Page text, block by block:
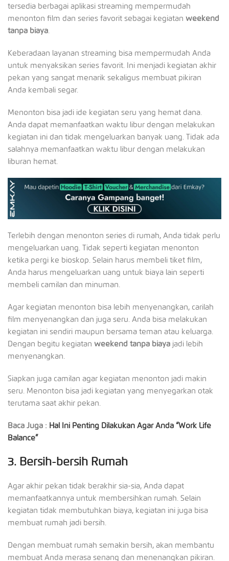
tersedia berbagai aplikasi streaming mempermudah
menonton film dan series favorit sebagai kegiatan weekend
tanpa biaya.
Keberadaan layanan streaming bisa mempermudah Anda
untuk menyaksikan series favorit. Ini menjadi kegiatan akhir
pekan yang sangat menarik sekaligus membuat pikiran
Anda kembali segar.
Menonton bisa jadi ide kegiatan seru yang hemat dana.
Anda dapat memanfaatkan waktu libur dengan melakukan
kegiatan ini dan tidak mengeluarkan banyak uang. Tidak ada
salahnya memanfaatkan waktu libur dengan melakukan
liburan hemat.
Terlebih dengan menonton series di rumah, Anda tidak perlu
mengeluarkan uang. Tidak seperti kegiatan menonton
ketika pergi ke bioskop. Selain harus membeli tiket film,
Anda harus mengeluarkan uang untuk biaya lain seperti
membeli camilan dan minuman.
Agar kegiatan menonton bisa lebih menyenangkan, carilah
film menyenangkan dan juga seru. Anda bisa melakukan
kegiatan ini sendiri maupun bersama teman atau keluarga.
Dengan begitu kegiatan weekend tanpa biaya jadi lebih
menyenangkan.
Siapkan juga camilan agar kegiatan menonton jadi makin
seru. Menonton bisa jadi kegiatan yang menyegarkan otak
terutama saat akhir pekan.
Baca Juga : Hal Ini Penting Dilakukan Agar Anda “Work Life
Balance”
3. Bersih-bersih Rumah
Agar akhir pekan tidak berakhir sia-sia, Anda dapat
memanfaatkannya untuk membersihkan rumah. Selain
kegiatan tidak membutuhkan biaya, kegiatan ini juga bisa
membuat rumah jadi bersih.
Dengan membuat rumah semakin bersih, akan membantu
membuat Anda merasa senang dan menenangkan pikiran.